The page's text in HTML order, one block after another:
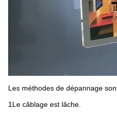
Les méthodes de dépannage
1Le câblage est lâche.